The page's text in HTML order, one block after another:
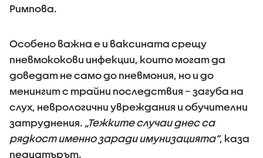
Римпова.
Особено важна е и ваксината срещу
пневмококови инфекции, които могат да
доведат не само до пневмония, но и до
менингит с трайни последствия – загуба на
слух, неврологични увреждания и обучителни
затруднения. „Тежките случаи днес са
рядкост именно заради имунизацията”, каза
педиатърът.